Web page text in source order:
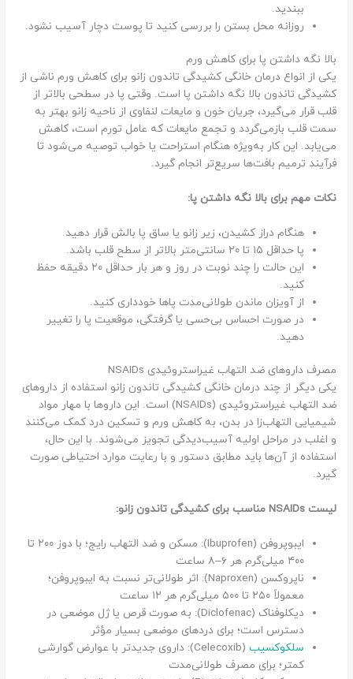
ببندید.
روزانه محل بستن را بررسی کنید تا پوست دچار آسیب نشود.
بالا نگه داشتن پا برای کاهش ورم
یکی از انواع درمان خانگی کشیدگی تاندون زانو برای کاهش ورم ناشی از
کشیدگی تاندون بالا نگه داشتن پا است. وقتی پا در سطحی بالاتر از
قلب قرار می‌گیرد، جریان خون و مایعات لنفاوی از ناحیه زانو بهتر به
سمت قلب بازمی‌گردد و تجمع مایعات که عامل تورم است، کاهش
می‌یابد. این کار به‌ویژه هنگام استراحت یا خواب توصیه می‌شود تا
فرآیند ترمیم بافت‌ها سریع‌تر انجام گیرد.
نکات مهم برای بالا نگه داشتن پا:
هنگام دراز کشیدن، زیر زانو یا ساق پا بالش قرار دهید.
پا حداقل ۱۵ تا ۲۰ سانتی‌متر بالاتر از سطح قلب باشد.
این حالت را چند نوبت در روز و هر بار حداقل ۲۰ دقیقه حفظ
کنید.
از آویزان ماندن طولانی‌مدت پاها خودداری کنید.
در صورت احساس بی‌حسی یا گرفتگی، موقعیت پا را تغییر
دهید.
مصرف داروهای ضد التهاب غیراستروئیدی NSAIDs
یکی دیگر از چند درمان خانگی کشیدگی تاندون زانو استفاده از داروهای
ضد التهاب غیراستروئیدی (NSAIDs) است. این داروها با مهار مواد
شیمیایی التهاب‌زا در بدن، به کاهش ورم و تسکین درد کمک می‌کنند
و اغلب در مراحل اولیه آسیب‌دیدگی تجویز می‌شوند. با این حال،
استفاده از آن‌ها باید مطابق دستور و با رعایت موارد احتیاطی صورت
گیرد.
لیست NSAIDs مناسب برای کشیدگی تاندون زانو:
ایبوپروفن (Ibuprofen): مسکن و ضد التهاب رایج؛ با دوز ۲۰۰ تا
۴۰۰ میلی‌گرم هر ۶–۸ ساعت
ناپروکسن (Naproxen): اثر طولانی‌تر نسبت به ایبوپروفن؛
معمولاً ۲۵۰ تا ۵۰۰ میلی‌گرم هر ۱۲ ساعت
دیکلوفناک (Diclofenac): به صورت قرص یا ژل موضعی در
دسترس است؛ برای دردهای موضعی بسیار مؤثر
سلکوکسیب
(Celecoxib): داروی جدیدتر با عوارض گوارشی
کمتر؛ برای مصرف طولانی‌مدت